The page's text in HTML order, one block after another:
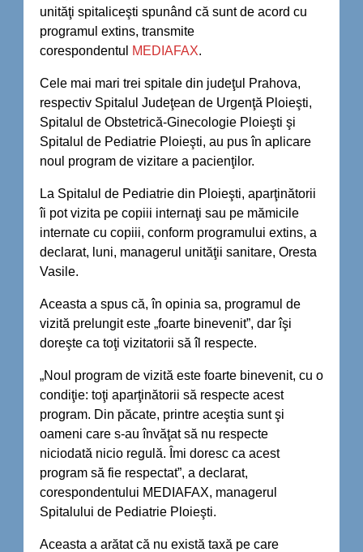
unităţi spitaliceşti spunând că sunt de acord cu
programul extins, transmite
corespondentul
MEDIAFAX.
Cele mai mari trei spitale din judeţul Prahova,
respectiv Spitalul Judeţean de Urgenţă Ploieşti,
Spitalul de Obstetrică-Ginecologie Ploieşti şi
Spitalul de Pediatrie Ploieşti, au pus în aplicare
noul program de vizitare a pacienţilor.
La Spitalul de Pediatrie din Ploieşti, aparţinătorii
îi pot vizita pe copiii internaţi sau pe mămicile
internate cu copiii, conform programului extins, a
declarat, luni, managerul unităţii sanitare, Oresta
Vasile.
Aceasta a spus că, în opinia sa, programul de
vizită prelungit este „foarte binevenit”, dar îşi
doreşte ca toţi vizitatorii să îl respecte.
„Noul program de vizită este foarte binevenit, cu o
condiţie: toţi aparţinătorii să respecte acest
program. Din păcate, printre aceştia sunt şi
oameni care s-au învăţat să nu respecte
niciodată nicio regulă. Îmi doresc ca acest
program să fie respectat”, a declarat,
corespondentului MEDIAFAX, managerul
Spitalului de Pediatrie Ploieşti.
Aceasta a arătat că nu există taxă pe care